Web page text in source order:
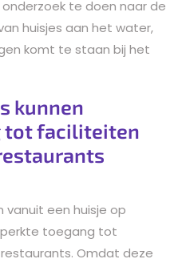
te doen naar de
huisjes aan het water,
komt te staan bij het
kunnen
tot faciliteiten
vanuit een huisje op
toegang tot
Omdat deze